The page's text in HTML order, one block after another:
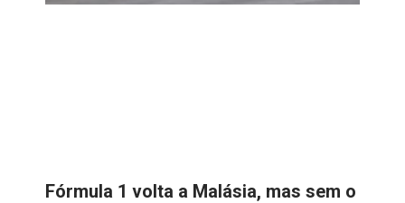
Fórmula 1 volta a Malásia, mas sem o